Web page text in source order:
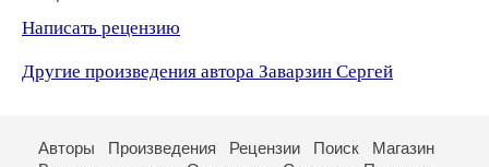
Написать рецензию
Другие произведения автора Заварзин Сергей
Авторы Произведения Рецензии Поиск
Магазин